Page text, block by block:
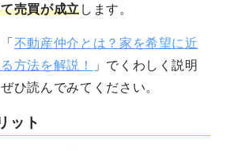
売買が成立します。
不動産仲介とは？家を希望に近
方法を解説！
」でくわしく説明
ひ読んでみてください。
ット